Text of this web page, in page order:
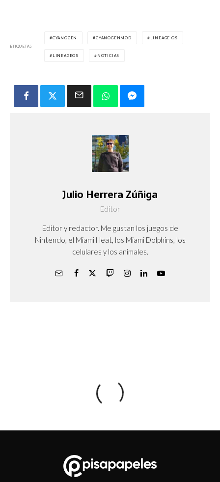
ETIQUETAS
CYANOGEN CYANOGENMOD LINEAGE OS
LINEAGEOS NOTICIAS
Julio Herrera Zúñiga
Editor
Editor y redactor. Me gustan los juegos de
Nintendo, el Miami Heat, los Miami Dolphins, los
celulares y los animales.